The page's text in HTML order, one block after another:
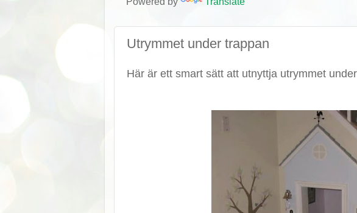
Utrymmet under trappan
Här är ett smart sätt att utnyttja utrymmet